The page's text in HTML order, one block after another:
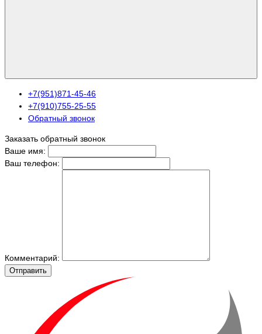
+7(951)871-45-46
+7(910)755-25-55
Обратный звонок
Заказать обратный звонок
Ваше имя:
Ваш телефон:
Комментарий:
Отправить